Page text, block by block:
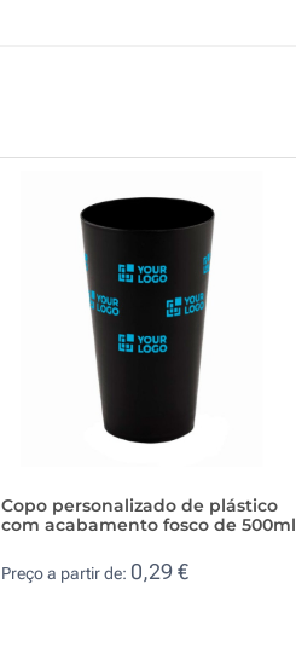
Copo personalizado de plástico
com acabamento fosco de 500ml
Preço a partir de: 0,29 €